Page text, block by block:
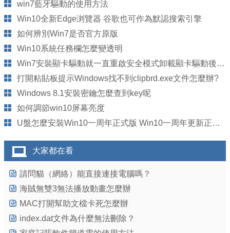
win7藍牙驅動的使用方法
Win10全新Edge浏覽器 谷歌也可作為默認搜索引擎
如何辨別Win7是否官方原版
Win10系統任務欄怎麼變透明
Win7安裝顯卡驅動就一直重啟安全模式卸載顯卡驅動後就正常
打開粘貼板提示Windows找不到clipbrd.exe文件怎麼辦?
Windows 8.1安裝密鑰怎麼查到key呢
如何調節win10屏幕亮度
U盤怎麼安裝Win10一周年正式版 Win10一周年更新正式版U盤安裝圖文詳解
大家都在看
請問貓（網絡）能直接連接電腦嗎？
海賊無雙3無法播放動畫怎麼辦
MAC打開幫助文檔卡死怎麼辦
index.dat文件為什麼無法刪除？